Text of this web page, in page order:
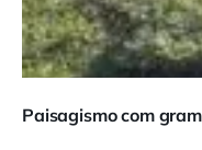
Paisagismo com